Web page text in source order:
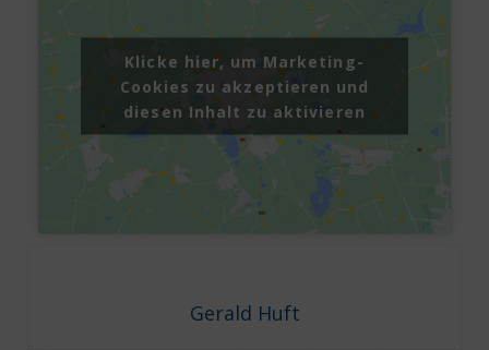
Klicke hier, um Marketing-
Cookies zu akzeptieren und
diesen Inhalt zu aktivieren
Gerald Huft